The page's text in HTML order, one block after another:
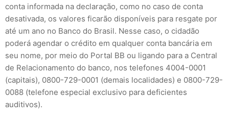
conta informada na declaração, como no caso de conta
desativada, os valores ficarão disponíveis para resgate por
até um ano no Banco do Brasil. Nesse caso, o cidadão
poderá agendar o crédito em qualquer conta bancária em
seu nome, por meio do Portal BB ou ligando para a Central
de Relacionamento do banco, nos telefones 4004-0001
(capitais), 0800-729-0001 (demais localidades) e 0800-729-
0088 (telefone especial exclusivo para deficientes
auditivos).